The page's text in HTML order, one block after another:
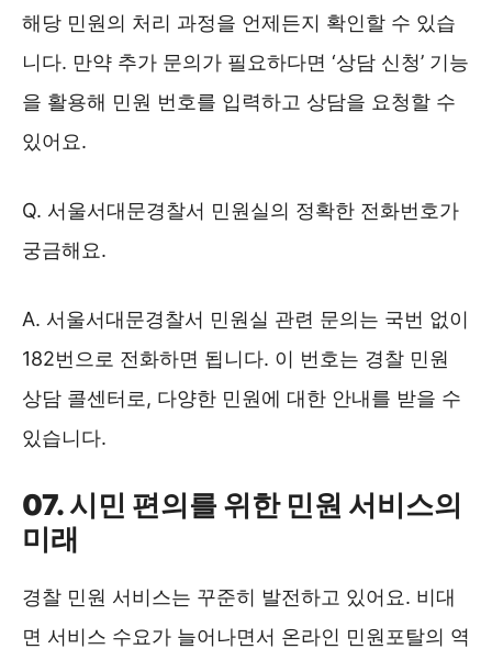
해당 민원의 처리 과정을 언제든지 확인할 수 있습
니다. 만약 추가 문의가 필요하다면 ‘상담 신청’ 기능
을 활용해 민원 번호를 입력하고 상담을 요청할 수
있어요.
Q. 서울서대문경찰서 민원실의 정확한 전화번호가
궁금해요.
A. 서울서대문경찰서 민원실 관련 문의는 국번 없이
182번으로 전화하면 됩니다. 이 번호는 경찰 민원
상담 콜센터로, 다양한 민원에 대한 안내를 받을 수
있습니다.
07. 시민 편의를 위한 민원 서비스의
미래
경찰 민원 서비스는 꾸준히 발전하고 있어요. 비대
면 서비스 수요가 늘어나면서 온라인 민원포탈의 역